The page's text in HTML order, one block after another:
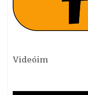
Videóim